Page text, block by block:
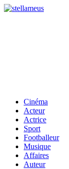
Cinéma
Acteur
Actrice
Sport
Footballeur
Musique
Affaires
Auteur